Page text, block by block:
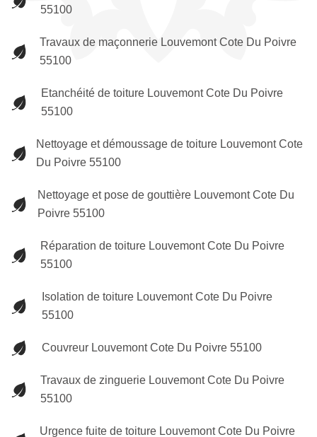
55100
Travaux de maçonnerie Louvemont Cote Du Poivre
55100
Etanchéité de toiture Louvemont Cote Du Poivre
55100
Nettoyage et démoussage de toiture Louvemont Cote
Du Poivre 55100
Nettoyage et pose de gouttière Louvemont Cote Du
Poivre 55100
Réparation de toiture Louvemont Cote Du Poivre
55100
Isolation de toiture Louvemont Cote Du Poivre
55100
Couvreur Louvemont Cote Du Poivre 55100
Travaux de zinguerie Louvemont Cote Du Poivre
55100
Urgence fuite de toiture Louvemont Cote Du Poivre